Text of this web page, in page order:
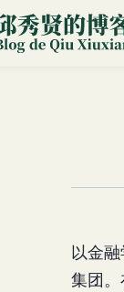
以金
集团